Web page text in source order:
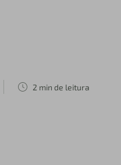
2 min de leitura